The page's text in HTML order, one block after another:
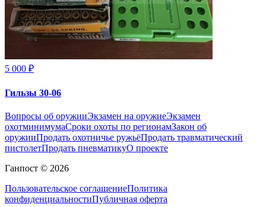
5 000 ₽
Гильзы 30-06
Вопросы об оружииЭкзамен на оружиеЭкзамен
охотминимумаСроки охоты по регионамЗакон об
оружииПродать охотничье ружьёПродать травматический
пистолетПродать пневматикуО проекте
Ганпост © 2026
Пользовательское соглашениеПолитика
конфиденциальностиПубличная оферта